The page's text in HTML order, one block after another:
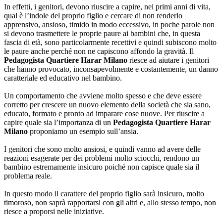
In effetti, i genitori, devono riuscire a capire, nei primi anni di vita,
qual è l’indole del proprio figlio e cercare di non renderlo
apprensivo, ansioso, timido in modo eccessivo, in poche parole non
si devono trasmettere le proprie paure ai bambini che, in questa
fascia di età, sono particolarmente recettivi e quindi subiscono molto
le paure anche perché non ne capiscono affondo la gravità. Il
Pedagogista Quartiere Harar Milano riesce ad aiutare i genitori
che hanno provocato, inconsapevolmente e costantemente, un danno
caratteriale ed educativo nel bambino.
Un comportamento che avviene molto spesso e che deve essere
corretto per crescere un nuovo elemento della società che sia sano,
educato, formato e pronto ad imparare cose nuove. Per riuscire a
capire quale sia l’importanza di un Pedagogista Quartiere Harar
Milano proponiamo un esempio sull’ansia.
I genitori che sono molto ansiosi, e quindi vanno ad avere delle
reazioni esagerate per dei problemi molto sciocchi, rendono un
bambino estremamente insicuro poiché non capisce quale sia il
problema reale.
In questo modo il carattere del proprio figlio sarà insicuro, molto
timoroso, non saprà rapportarsi con gli altri e, allo stesso tempo, non
riesce a proporsi nelle iniziative.